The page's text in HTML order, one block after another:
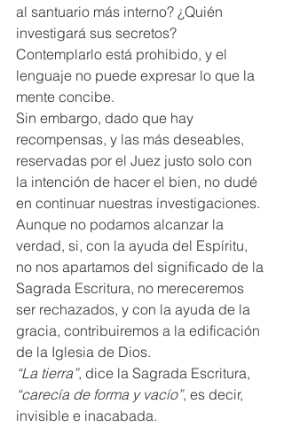
al santuario más interno? ¿Quién
investigará sus secretos?
Contemplarlo está prohibido, y el
lenguaje no puede expresar lo que la
mente concibe.
Sin embargo, dado que hay
recompensas, y las más deseables,
reservadas por el Juez justo solo con
la intención de hacer el bien, no dudé
en continuar nuestras investigaciones.
Aunque no podamos alcanzar la
verdad, si, con la ayuda del Espíritu,
no nos apartamos del significado de la
Sagrada Escritura, no mereceremos
ser rechazados, y con la ayuda de la
gracia, contribuiremos a la edificación
de la Iglesia de Dios.
“La tierra”, dice la Sagrada Escritura,
“carecía de forma y vacío”, es decir,
invisible e inacabada.